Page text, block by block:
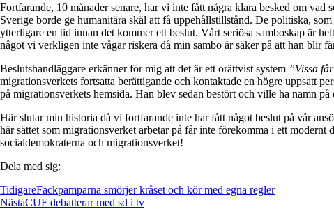
Fortfarande, 10 månader senare, har vi inte fått några klara besked om
Sverige borde ge humanitära skäl att få uppehållstillstånd. De politiska,
ytterligare en tid innan det kommer ett beslut. Vårt seriösa samboskap är
något vi verkligen inte vågar riskera då min sambo är säker på att han blir
Beslutshandläggare erkänner för mig att det är ett orättvist system ”Vissa
migrationsverkets fortsatta berättigande och kontaktade en högre uppsatt
på migrationsverkets hemsida. Han blev sedan bestört och ville ha namn
Här slutar min historia då vi fortfarande inte har fått något beslut på vår
här sättet som migrationsverket arbetar på får inte förekomma i ett
socialdemokraterna och migrationsverket!
Dela med sig:
TidigareFackpamparna smörjer kråset och kör med egna regler
NästaCUF debatterar med sd i tv